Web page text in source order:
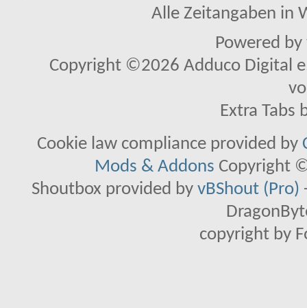
Alle Zeitangaben in
Powered by
Copyright ©2026 Adduco Digital
Extra Tabs
Cookie law compliance provided by
Mods & Addons Copyright
Shoutbox provided by vBShout (Pro)
copyright by